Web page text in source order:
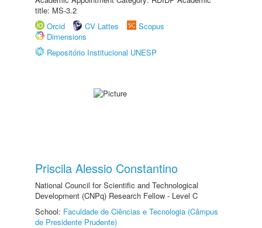
title: MS-3.2
Orcid
CV Lattes
Scopus
Dimensions
Repositório Institucional UNESP
Priscila Alessio Constantino
National Council for Scientific and Technological
Development (CNPq) Research Fellow - Level C
School: Faculdade de Ciências e Tecnologia (Câmpus
de Presidente Prudente)